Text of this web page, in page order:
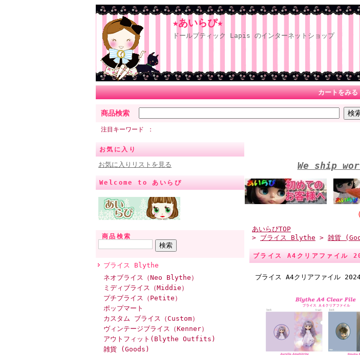
★あいらぴ★
ドールブティック Lapis のインターネットショップ
カートをみる
商品検索
注目キーワード
お気に入り
お気に入りリストを見る
Welcome to あいらぴ
商品検索
ブライス Blythe
ネオブライス（Neo Blythe）
ミディブライス（Middie）
プチブライス（Petite）
ポップマート
カスタム ブライス（Custom）
ヴィンテージブライス（Kenner）
アウトフィット(Blythe Outfits)
雑貨 (Goods)
We ship
(*'-'*)ご来
あいらぴTOP
> ブライス Blythe > 雑貨
ブライス A4クリアファイル
ブライス A4クリアファイル